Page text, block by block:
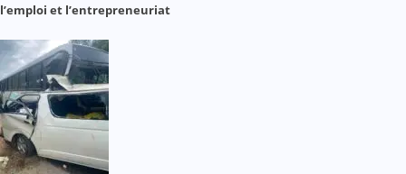
l’emploi et l’entrepreneuriat